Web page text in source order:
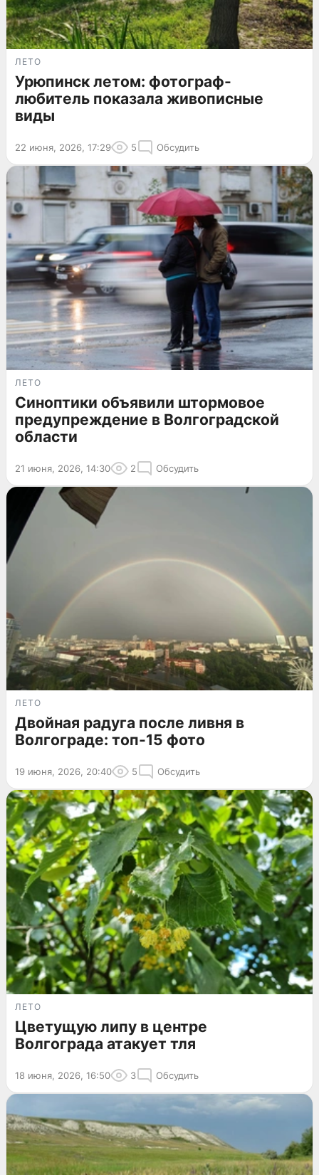
ЛЕТО
Урюпинск летом: фотограф-
любитель показала живописные
виды
22 июня, 2026, 17:29 5 Обсудить
ЛЕТО
Синоптики объявили штормовое
предупреждение в Волгоградской
области
21 июня, 2026, 14:30 2 Обсудить
ЛЕТО
Двойная радуга после ливня в
Волгограде: топ-15 фото
19 июня, 2026, 20:40 5 Обсудить
ЛЕТО
Цветущую липу в центре
Волгограда атакует тля
18 июня, 2026, 16:50 3 Обсудить